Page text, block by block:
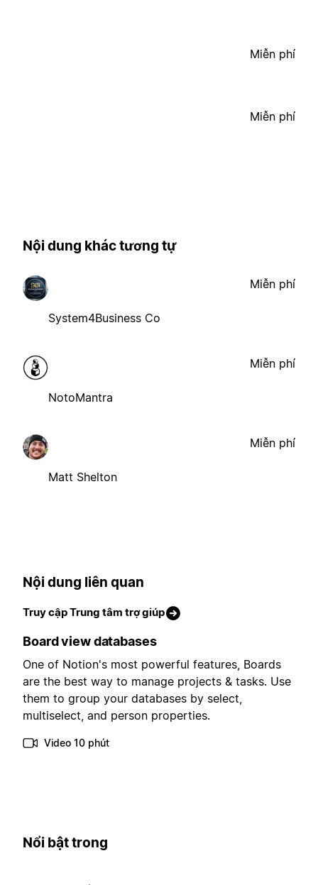
Miễn phí
Miễn phí
Nội dung khác tương tự
System4Business Co
Miễn phí
NotoMantra
Miễn phí
Matt Shelton
Miễn phí
Nội dung liên quan
Truy cập Trung tâm trợ giúp
Board view databases
One of Notion's most powerful features, Boards
are the best way to manage projects & tasks. Use
them to group your databases by select,
multiselect, and person properties.
Video 10 phút
Nổi bật trong